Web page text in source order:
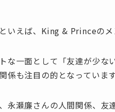
いえば、King & Princeのメ
な一面として「友達が少な
係も注目の的となっています
永瀬廉さんの人間関係、